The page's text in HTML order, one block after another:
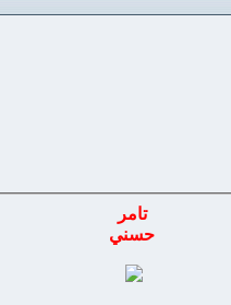
تامر
حسني